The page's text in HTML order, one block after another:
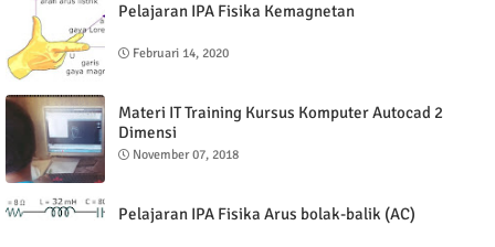
Pelajaran IPA Fisika Kemagnetan
Februari 14, 2020
Materi IT Training Kursus Komputer Autocad 2
Dimensi
November 07, 2018
Pelajaran IPA Fisika Arus bolak-balik (AC)